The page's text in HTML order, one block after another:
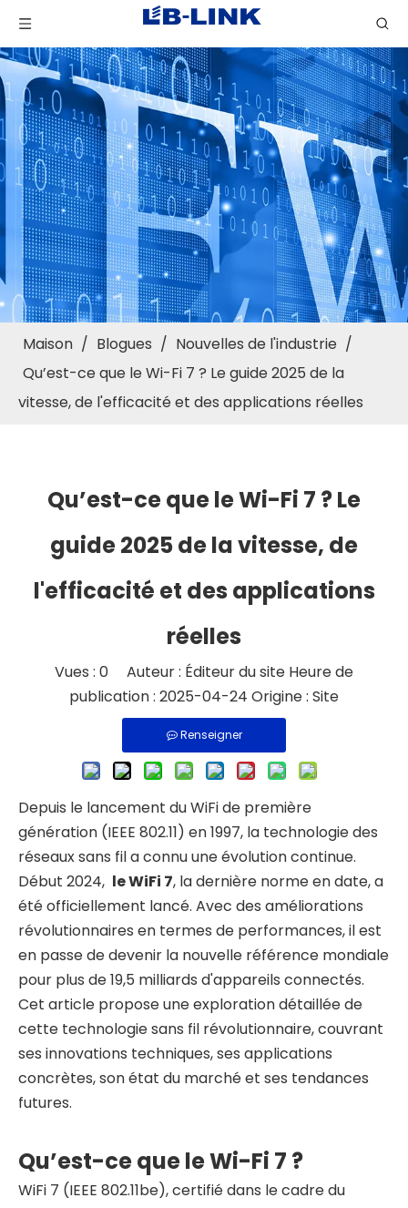
Maison / Blogues / Nouvelles de l'industrie /
Qu’est-ce que le Wi-Fi 7 ? Le guide 2025 de la
vitesse, de l'efficacité et des applications réelles
Qu’est-ce que le Wi-Fi 7 ? Le
guide 2025 de la vitesse, de
l'efficacité et des applications
réelles
Vues : 0 Auteur : Éditeur du site Heure de
publication : 2025-04-24 Origine : Site
Renseigner
Depuis le lancement du WiFi de première
génération (IEEE 802.11) en 1997, la technologie des
réseaux sans fil a connu une évolution continue.
Début 2024, le WiFi 7, la dernière norme en date, a
été officiellement lancé. Avec des améliorations
révolutionnaires en termes de performances, il est
en passe de devenir la nouvelle référence mondiale
pour plus de 19,5 milliards d'appareils connectés.
Cet article propose une exploration détaillée de
cette technologie sans fil révolutionnaire, couvrant
ses innovations techniques, ses applications
concrètes, son état du marché et ses tendances
futures.
Qu’est-ce que le Wi-Fi 7 ?
WiFi 7 (IEEE 802.11be), certifié dans le cadre du